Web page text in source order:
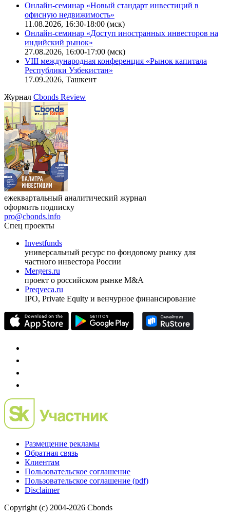
Онлайн-семинар «Новый стандарт инвестиций в
офисную недвижимость»
11.08.2026, 16:30-18:00 (мск)
Онлайн-семинар «Доступ иностранных инвесторов на
индийский рынок»
27.08.2026, 16:00-17:00 (мск)
VIII международная конференция «Рынок капитала
Республики Узбекистан»
17.09.2026, Ташкент
Журнал Cbonds Review
ежеквартальный аналитический журнал
оформить подписку
pro@cbonds.info
Спец проекты
Investfunds
универсальный ресурс по фондовому рынку для
частного инвестора России
Mergers.ru
проект о российском рынке M&A
Preqveca.ru
IPO, Private Equity и венчурное финансирование
Размещение рекламы
Обратная связь
Клиентам
Пользовательское соглашение
Пользовательское соглашение (pdf)
Disclaimer
Copyright (c) 2004-2026 Cbonds